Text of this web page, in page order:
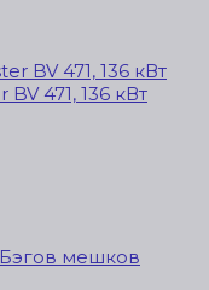
471, 136 кВт